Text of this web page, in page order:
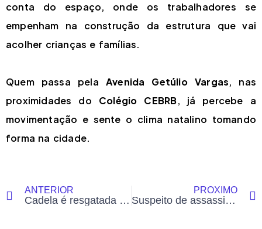
conta do espaço, onde os trabalhadores se
empenham na construção da estrutura que vai
acolher crianças e famílias.
Quem passa pela Avenida Getúlio Vargas, nas
proximidades do Colégio CEBRB, já percebe a
movimentação e sente o clima natalino tomando
forma na cidade.
ANTERIOR
Cadela é resgatada de maus-tratos em Rodrigues Alves; tutora idosa vivia em situação de vulnerabilidade
PRÓXIMO
Suspeito de assassinar integrante de facção durante bebedeira é preso em Tarauacá